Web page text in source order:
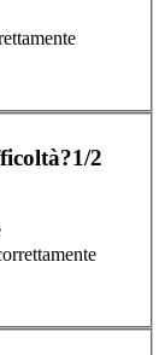
1/2